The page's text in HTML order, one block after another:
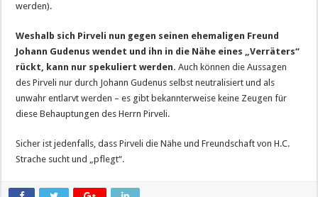
werden).
Weshalb sich Pirveli nun gegen seinen ehemaligen Freund
Johann Gudenus wendet und ihn in die Nähe eines „Verräters“
rückt, kann nur spekuliert werden. Auch können die Aussagen
des Pirveli nur durch Johann Gudenus selbst neutralisiert und als
unwahr entlarvt werden – es gibt bekannterweise keine Zeugen für
diese Behauptungen des Herrn Pirveli.
Sicher ist jedenfalls, dass Pirveli die Nähe und Freundschaft von H.C.
Strache sucht und „pflegt“.